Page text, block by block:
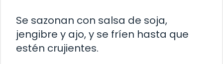
Se sazonan con salsa de soja,
jengibre y ajo, y se fríen hasta que
estén crujientes.